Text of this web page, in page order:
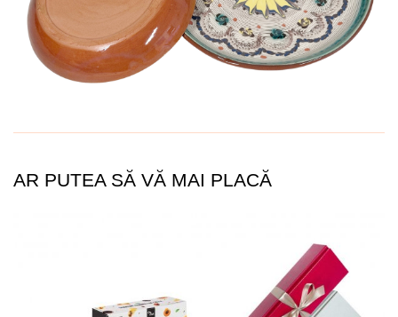
AR PUTEA SĂ VĂ MAI PLACĂ